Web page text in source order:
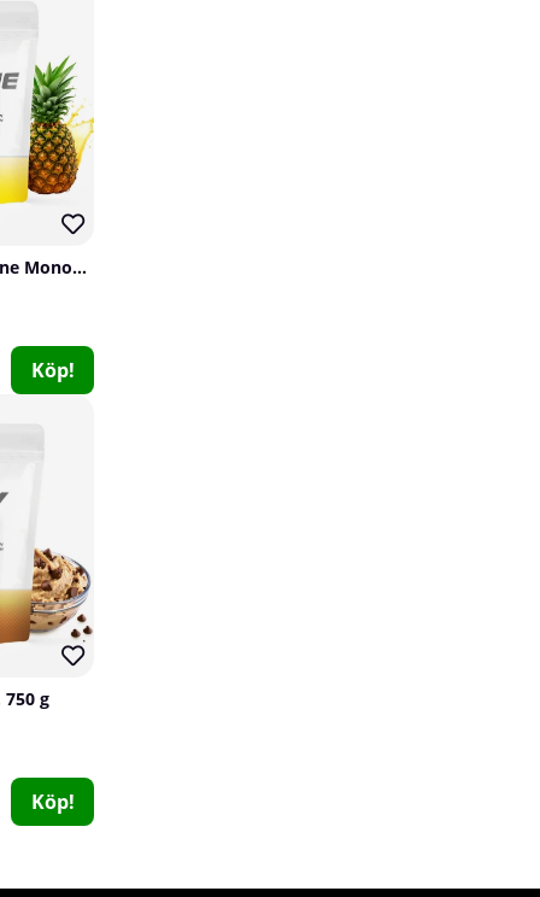
SOLID Nutrition Creatine Monohydrate, 400 g
Köp!
g
Köp!